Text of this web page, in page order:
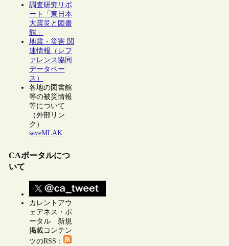
調査研究リポ
ート「東日本
大震災と図書
館」
地震・災害 関
連情報（レフ
ァレンス協同
データベー
ス）
各地の図書館
等の被災情報
等について
（外部リン
ク）
saveMLAK
CAポータルにつ
いて
カレントアウ
ェアネス・ポ
ータル 新規
掲載コンテン
ツのRSS：